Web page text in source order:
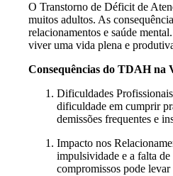
O Transtorno de Déficit de
muitos adultos. As
relacionamentos e saúde
viver uma vida plena e
Consequências do TDAH na
Dificuldades
dificuldade em cumprir
demissões frequentes e
Impacto nos
impulsividade e a falta
compromissos pode levar